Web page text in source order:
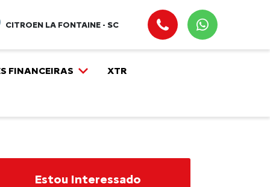
CITROEN LA FONTAINE - SC
FINANCEIRAS XTR
Estou Interessado